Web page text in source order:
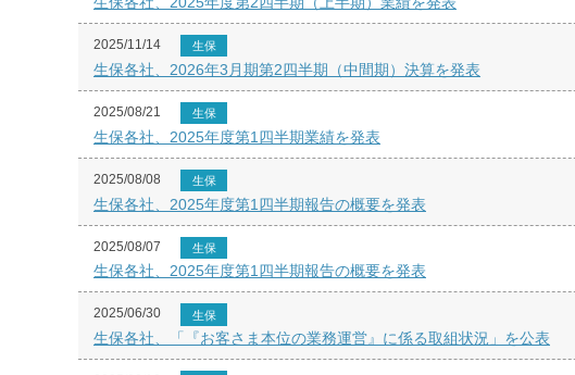
2025/11/14 生保
生保各社、2026年3月期第2四半期（中間期）決算を発表
2025/08/21 生保
生保各社、2025年度第1四半期業績を発表
2025/08/08 生保
生保各社、2025年度第1四半期報告の概要を発表
2025/08/07 生保
生保各社、2025年度第1四半期報告の概要を発表
2025/06/30 生保
生保各社、「『お客さま本位の業務運営』に係る取組状況」を公表